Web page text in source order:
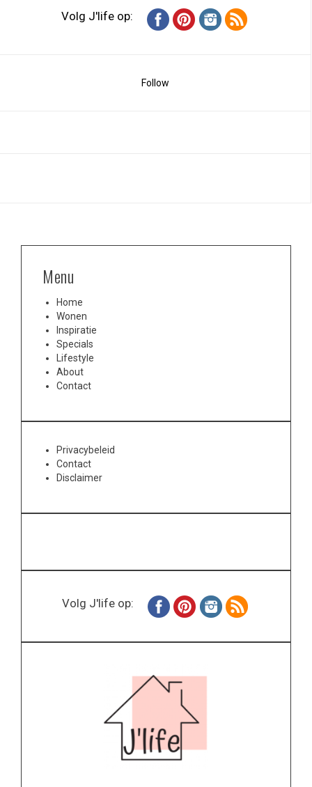
Volg J'life op:
Follow
Menu
Home
Wonen
Inspiratie
Specials
Lifestyle
About
Contact
Privacybeleid
Contact
Disclaimer
Volg J'life op: